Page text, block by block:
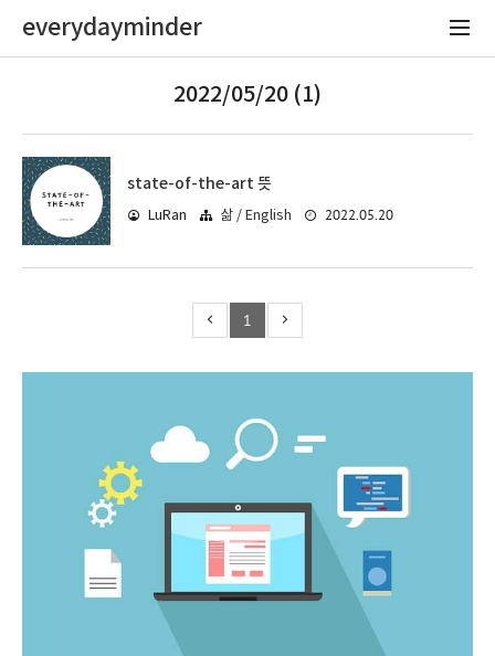
everydayminder
2022/05/20 (1)
state-of-the-art 뜻
LuRan 삶 / English 2022.05.20
1